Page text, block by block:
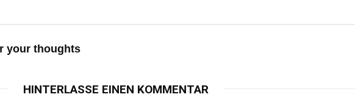
your thoughts
HINTERLASSE EINEN KOMMENTAR